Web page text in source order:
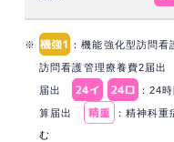
※ ：機能強化型訪問
訪問看護管理療養費2届出
届出 ：24
算届出 ：精神科
む